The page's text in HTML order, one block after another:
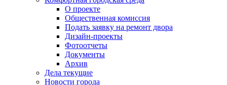
О проекте
Общественная комиссия
Подать заявку на ремонт двора
Дизайн-проекты
Фотоотчеты
Документы
Архив
Дела текущие
Новости города